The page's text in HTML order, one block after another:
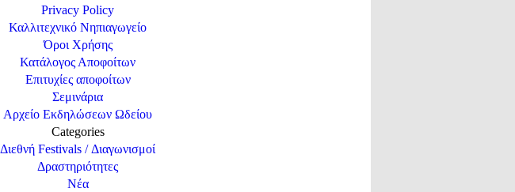
Privacy Policy
Καλλιτεχνικό Νηπιαγωγείο
Όροι Χρήσης
Κατάλογος Αποφοίτων
Επιτυχίες αποφοίτων
Σεμινάρια
Αρχείο Εκδηλώσεων Ωδείου
Categories
Διεθνή Festivals / Διαγωνισμοί
Δραστηριότητες
Νέα